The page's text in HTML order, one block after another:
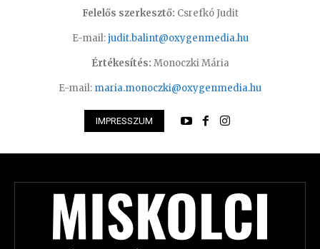
Felelős szerkesztő: Csrefkó Judit
E-mail:judit.balint@oxygenmedia.hu
Értékesítés: Monoczki Mária
E-mail: maria.monoczki@oxygenmedia.hu
IMPRESSZUM